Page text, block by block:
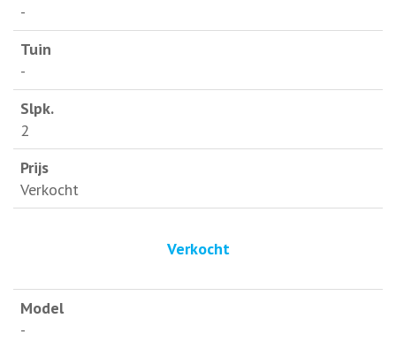
-
-
2
Verkocht
Verkocht
-